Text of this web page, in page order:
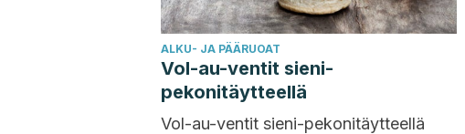
ALKU- JA PÄÄRUOAT
Vol-au-ventit sieni-
pekonitäytteellä
Vol-au-ventit sieni-pekonitäytteellä